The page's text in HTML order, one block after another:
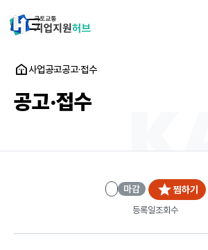
사업공고공고·접수
공고·접수
마감 찜하기
등록일조회수